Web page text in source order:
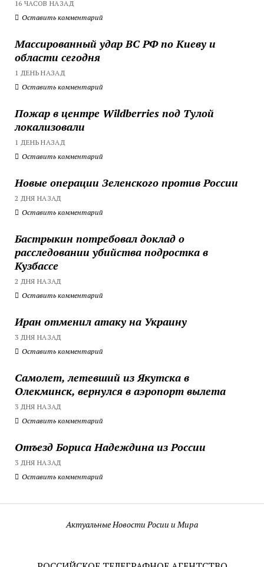
16 ЧАСОВ НАЗАД
Оставить комментарий
Массированный удар ВС РФ по Киеву и
области сегодня
1 ДЕНЬ НАЗАД
Оставить комментарий
Пожар в центре Wildberries под Тулой
локализовали
1 ДЕНЬ НАЗАД
Оставить комментарий
Новые операции Зеленского против России
2 ДНЯ НАЗАД
Оставить комментарий
Бастрыкин потребовал доклад о
расследовании убийства подростка в
Кузбассе
2 ДНЯ НАЗАД
Оставить комментарий
Иран отменил атаку на Украину
3 ДНЯ НАЗАД
Оставить комментарий
Самолет, летевший из Якутска в
Олекминск, вернулся в аэропорт вылета
3 ДНЯ НАЗАД
Оставить комментарий
Отъезд Бориса Надеждина из России
3 ДНЯ НАЗАД
Оставить комментарий
Актуальные Новости Росии и Мира